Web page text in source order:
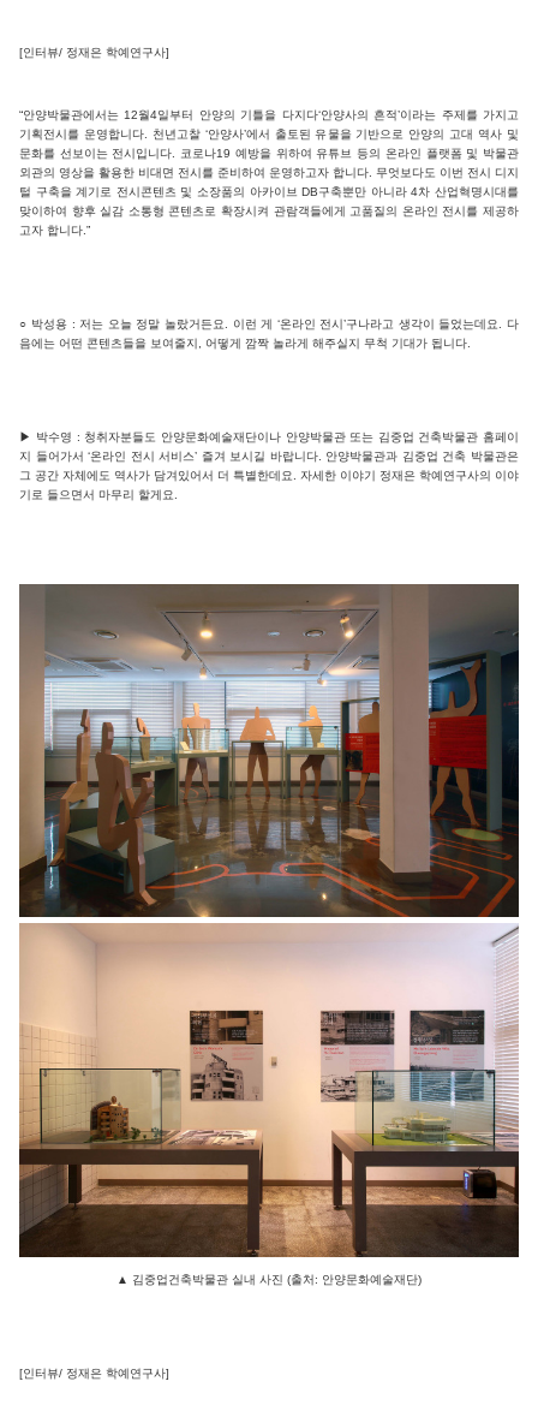
[인터뷰/ 정재은 학예연구사]
“안양박물관에서는 12월4일부터 안양의 기틀을 다지다‘안양사의 흔적’이라는 주제를 가지고
기획전시를 운영합니다. 천년고찰 ‘안양사’에서 출토된 유물을 기반으로 안양의 고대 역사 및
문화를 선보이는 전시입니다. 코로나19 예방을 위하여 유튜브 등의 온라인 플랫폼 및 박물관
외관의 영상을 활용한 비대면 전시를 준비하여 운영하고자 합니다. 무엇보다도 이번 전시 디지
털 구축을 계기로 전시콘텐츠 및 소장품의 아카이브 DB구축뿐만 아니라 4차 산업혁명시대를
맞이하여 향후 실감 소통형 콘텐츠로 확장시켜 관람객들에게 고품질의 온라인 전시를 제공하
고자 합니다.”
○ 박성용 : 저는 오늘 정말 놀랐거든요. 이런 게 ‘온라인 전시’구나라고 생각이 들었는데요. 다
음에는 어떤 콘텐츠들을 보여줄지, 어떻게 깜짝 놀라게 해주실지 무척 기대가 됩니다.
▶ 박수영 : 청취자분들도 안양문화예술재단이나 안양박물관 또는 김중업 건축박물관 홈페이
지 들어가서 ‘온라인 전시 서비스’ 즐겨 보시길 바랍니다. 안양박물관과 김중업 건축 박물관은
그 공간 자체에도 역사가 담겨있어서 더 특별한데요. 자세한 이야기 정재은 학예연구사의 이야
기로 들으면서 마무리 할게요.
▲ 김중업건축박물관 실내 사진 (출처: 안양문화예술재단)
[인터뷰/ 정재은 학예연구사]